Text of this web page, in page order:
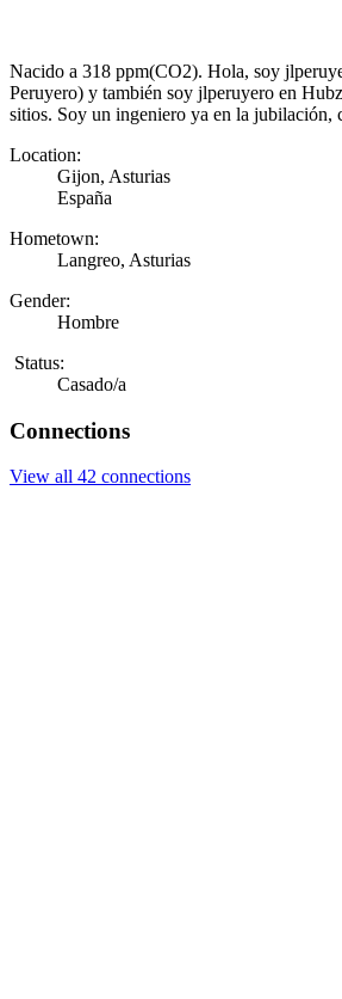
Nacido a 318 ppm(CO2). Hola, soy
Peruyero) y también soy jlperuyero en
sitios. Soy un ingeniero ya en la jubilación,
Location:
Gijon, Asturias
España
Hometown:
Langreo, Asturias
Gender:
Hombre
Status:
Casado/a
Connections
View all 42 connections